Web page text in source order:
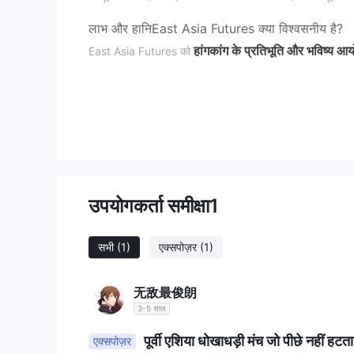
लाभ और हानिEast Asia Futures क्या विश्वसनीय है?
East Asia Futures कोहांगकांग के प्रतिभूति और भविष्य
East Asia Futures दो प्रकार के खाते प्रदान करता है
है।
व्यक्तिगत खाता
दस्तावेज़ साइन और सबमिट करें:
-आय का प्रमाण (जैसे कर मांग पत्र, वेतन प्रमाण) या नकदी
उपयोगकर्ता समीक्षा1
सभी (1) एक्सपोज़र (1)
无敌最俊朗
3-5 साल
एक्सपोज़र पूर्वी एशिया धोखाधड़ी मंच जो पीछे नहीं हटता